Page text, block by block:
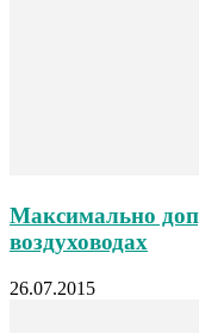
Максимально
воздуховодах
26.07.2015